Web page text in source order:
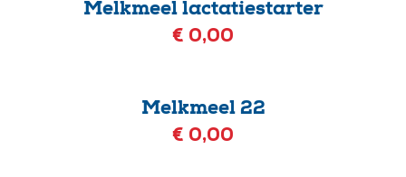
Melkmeel lactatiestarter
€ 0,00
Melkmeel 22
€ 0,00